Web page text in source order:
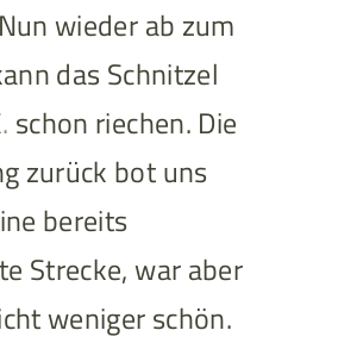
wieder ab zum
das Schnitzel
schon riechen. Die
zurück bot uns
bereits
Strecke, war aber
weniger schön.